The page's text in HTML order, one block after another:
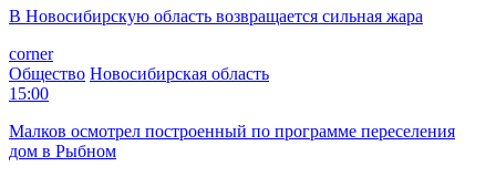
В Новосибирскую область возвращается сильная жара
corner
Общество Новосибирская область
15:00
Малков осмотрел построенный по программе переселения
дом в Рыбном